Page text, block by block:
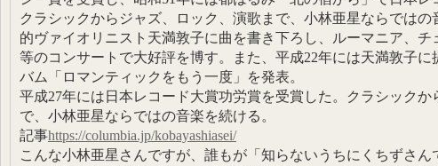
クラシックからジャズ、ロック、演歌まで、小林亜星ならでは
的ヴァイオリニスト天満敦子に曲を書き下ろし、ルーマニア、
等のコンサートで大好評を博す。また、平成22年には天満敦子
バム「ロマンティックをもう一度」を発表。
平成27年には日本レコード大賞功労賞を受賞した。クラシックか
で、小林亜星ならではの音楽を続ける。
記事https://columbia.jp/kobayashiasei/
こんな小林亜星さんですが、誰もが「知らないうちにくちずさん